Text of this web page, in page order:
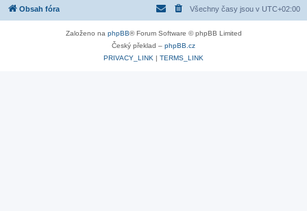
Obsah fóra Všechny časy jsou v UTC+02:00
Založeno na phpBB® Forum Software © phpBB Limited
Český překlad – phpBB.cz
PRIVACY_LINK | TERMS_LINK